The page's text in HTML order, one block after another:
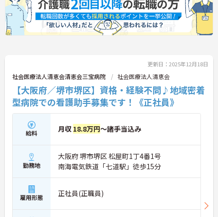
更新日：2025年12月18日
社会医療法人清恵会清恵会三宝病院 社会医療法人清恵会
【大阪府／堺市堺区】資格・経験不問♪地域密着
型病院での看護助手募集です！《正社員》
給料 月収 18.8万円～諸手当込み
勤務地
大阪府 堺市堺区 松屋町1丁4番1号
南海電気鉄道「七道駅」徒歩15分
雇用形態 正社員(正職員)